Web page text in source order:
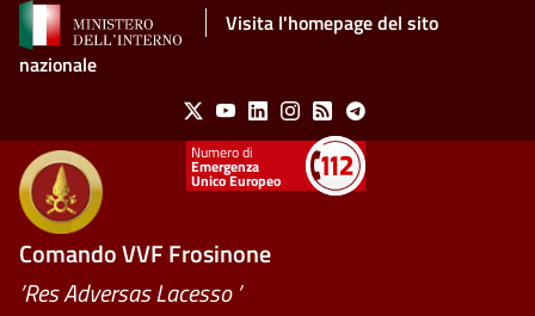
Salta al contenuto principaleVisita l'homepage del sito
nazionale
Social Menu
X YoutubeLinkedinInstagram
Feed Telegram
Emergenza
Unico Europeo
Comando VVF Frosinone
’Res Adversas Lacesso ’